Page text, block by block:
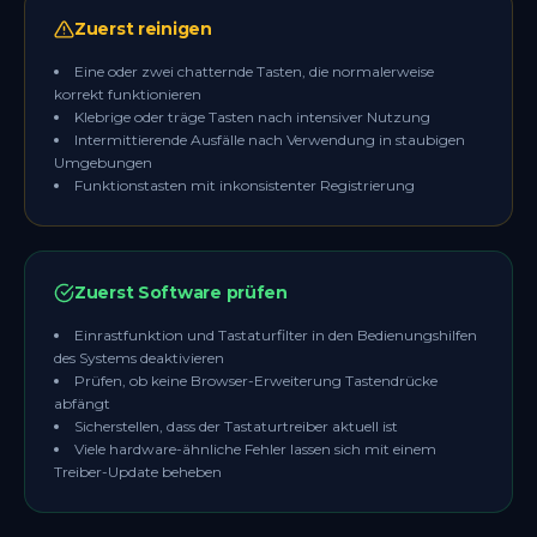
Zuerst reinigen
Eine oder zwei chatternde Tasten, die normalerweise
korrekt funktionieren
Klebrige oder träge Tasten nach intensiver Nutzung
Intermittierende Ausfälle nach Verwendung in staubigen
Umgebungen
Funktionstasten mit inkonsistenter Registrierung
Zuerst Software prüfen
Einrastfunktion und Tastaturfilter in den Bedienungshilfen
des Systems deaktivieren
Prüfen, ob keine Browser-Erweiterung Tastendrücke
abfängt
Sicherstellen, dass der Tastaturtreiber aktuell ist
Viele hardware-ähnliche Fehler lassen sich mit einem
Treiber-Update beheben